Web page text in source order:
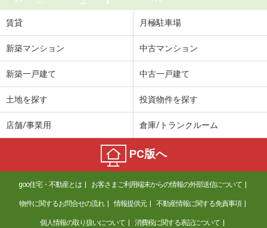
専有面積
宮崎県宮崎市清水１丁目
4.70万円
宮崎県宮崎市源藤町南田
4万円
住 所
宮崎県宮崎市源藤町南田
専有面積 20.28m²
間取り
1K
宮崎県宮崎市花ケ島町笹原
賃貸 月極駐車場
新築マンション 中古マンション
新築一戸建て 中古一戸建て
土地を探す 投資物件を探す
店舗/事業用 倉庫/トランクルーム
PC版へ
goo住宅・不動産とは お客さまご利用端末からの情報の外部送信について
物件に関するお問合せの流れ 情報提供元 不動産情報に関する免責事項
個人情報の取り扱いについて 消費税に関する表記について